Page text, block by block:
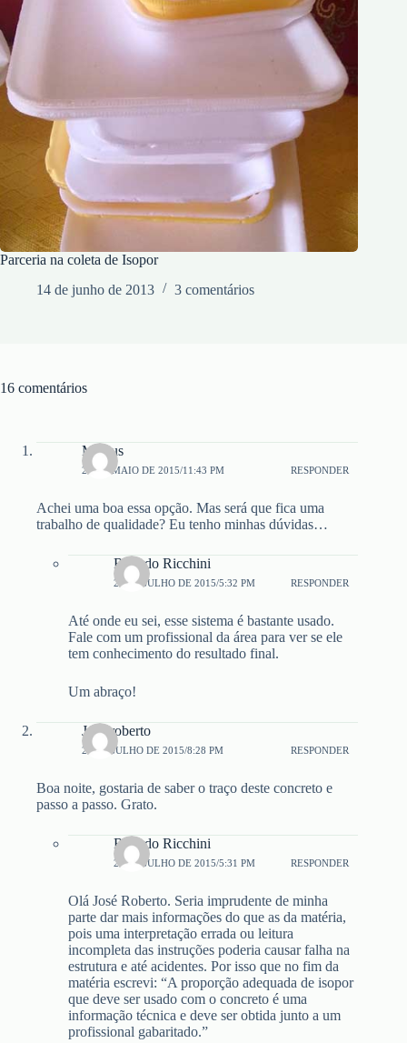
Parceria na coleta de Isopor
14 de junho de 2013
3 comentários
16 comentários
Mateus
22 DE MAIO DE 2015/11:43 PM RESPONDER
Achei uma boa essa opção. Mas será que fica uma
trabalho de qualidade? Eu tenho minhas dúvidas…
Ricardo Ricchini
29 DE JULHO DE 2015/5:32 PM RESPONDER
Até onde eu sei, esse sistema é bastante usado.
Fale com um profissional da área para ver se ele
tem conhecimento do resultado final.
Um abraço!
José roberto
28 DE JULHO DE 2015/8:28 PM RESPONDER
Boa noite, gostaria de saber o traço deste concreto e
passo a passo. Grato.
Ricardo Ricchini
29 DE JULHO DE 2015/5:31 PM RESPONDER
Olá José Roberto. Seria imprudente de minha
parte dar mais informações do que as da matéria,
pois uma interpretação errada ou leitura
incompleta das instruções poderia causar falha na
estrutura e até acidentes. Por isso que no fim da
matéria escrevi: “A proporção adequada de isopor
que deve ser usado com o concreto é uma
informação técnica e deve ser obtida junto a um
profissional gabaritado.”